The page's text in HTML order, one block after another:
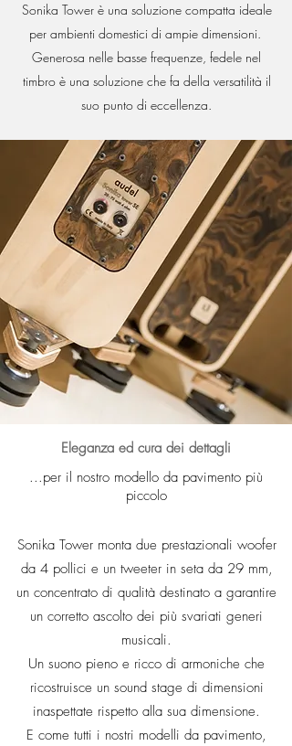
Sonika Tower è una soluzione compatta ideale
per ambienti domestici di ampie dimensioni.
Generosa nelle basse frequenze, fedele nel
timbro è una soluzione che fa della versatilità il
suo punto di eccellenza.
Eleganza ed cura dei dettagli
...per il nostro modello da pavimento più
piccolo
Sonika Tower monta due prestazionali woofer
da 4 pollici e un tweeter in seta da 29 mm,
un concentrato di qualità destinato a garantire
un corretto ascolto dei più svariati generi
musicali.
Un suono pieno e ricco di armoniche che
ricostruisce un sound stage di dimensioni
inaspettate rispetto alla sua dimensione.
E come tutti i nostri modelli da pavimento,